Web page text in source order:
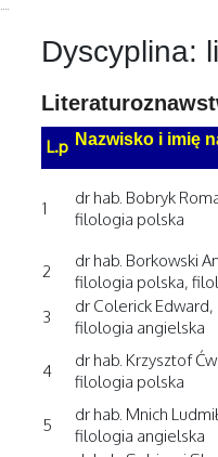
Dyscyplina:
L.p Nazwisko i imię
1
dr hab. Bobryk
filologia polska
2
dr hab. Borkowski
filologia polska,
3
dr Colerick
filologia angielska
4
dr hab. Krzysztof
filologia polska
5
dr hab. Mnich
filologia angielska